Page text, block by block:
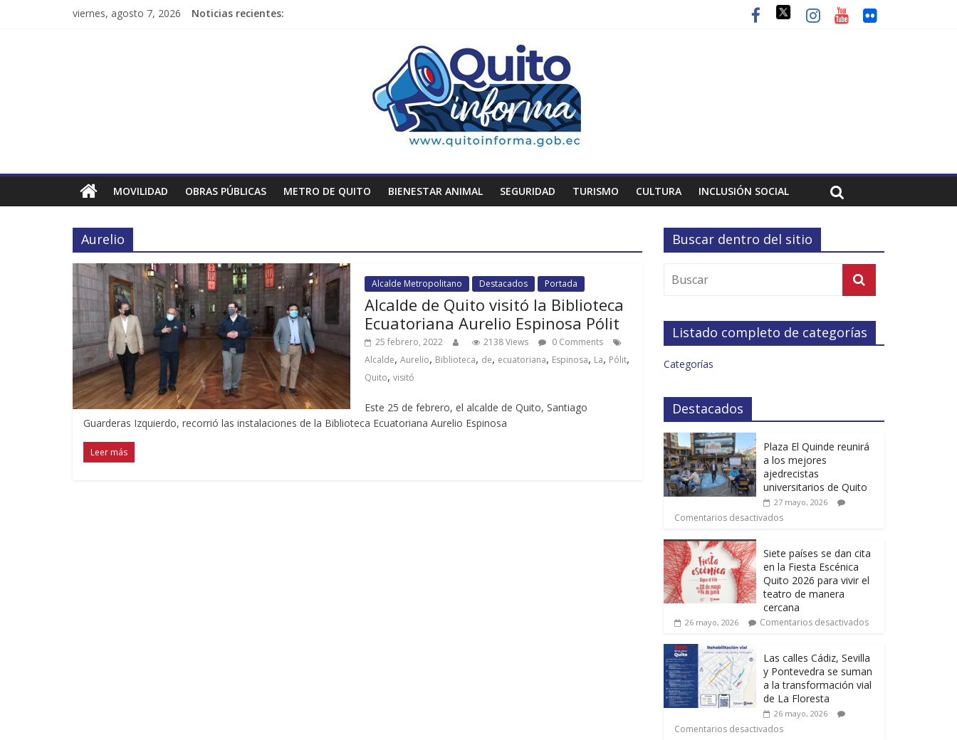
viernes, agosto 7, 2026 Noticias recientes:
MOVILIDAD OBRAS PÚBLICAS METRO DE QUITO BIENESTAR ANIMAL SEGURIDAD TURISMO CULTURA INCLUSIÓN SOCIAL
Aurelio
Alcalde Metropolitano Destacados Portada
Alcalde de Quito visitó la Biblioteca
Ecuatoriana Aurelio Espinosa Pólit
25 febrero, 2022 2138 Views
0 Comments
Alcalde, Aurelio, Biblioteca, de, ecuatoriana, Espinosa, La, Pólit,
Quito, visitó
Este 25 de febrero, el alcalde de Quito, Santiago
Guarderas Izquierdo, recorrió las instalaciones de la Biblioteca Ecuatoriana Aurelio Espinosa
Leer más
Buscar dentro del sitio
Listado completo de categorías
Categorías
Destacados
Plaza El Quinde reunirá
a los mejores
ajedrecistas
universitarios de Quito
27 mayo, 2026
Comentarios desactivados
Siete países se dan cita
en la Fiesta Escénica
Quito 2026 para vivir el
teatro de manera
cercana
26 mayo, 2026 Comentarios desactivados
Las calles Cádiz, Sevilla
y Pontevedra se suman
a la transformación vial
de La Floresta
26 mayo, 2026
Comentarios desactivados